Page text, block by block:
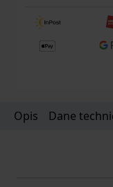
Opis Dane